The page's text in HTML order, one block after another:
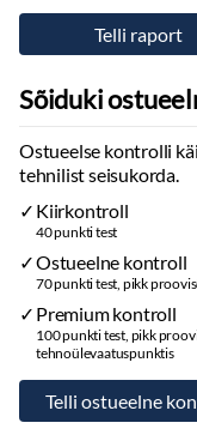
SOS häirenupp
Sõiduki
Ostueelse kontrolli
tehnilist seisukorda.
Kiirkontroll
40 punkti test
Ostueelne kontroll
70 punkti test, pikk
Premium kontroll
100 punkti test, pikk
tehnoülevaatuspunktis